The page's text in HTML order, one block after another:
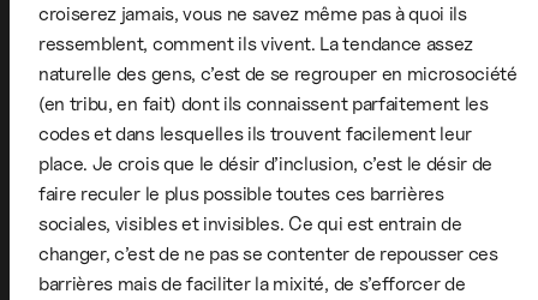
croiserez jamais, vous ne savez même pas à quoi ils
ressemblent, comment ils vivent. La tendance assez
naturelle des gens, c’est de se regrouper en microsociété
(en tribu, en fait) dont ils connaissent parfaitement les
codes et dans lesquelles ils trouvent facilement leur
place. Je crois que le désir d’inclusion, c’est le désir de
faire reculer le plus possible toutes ces barrières
sociales, visibles et invisibles. Ce qui est entrain de
changer, c’est de ne pas se contenter de repousser ces
barrières mais de faciliter la mixité, de s’efforcer de